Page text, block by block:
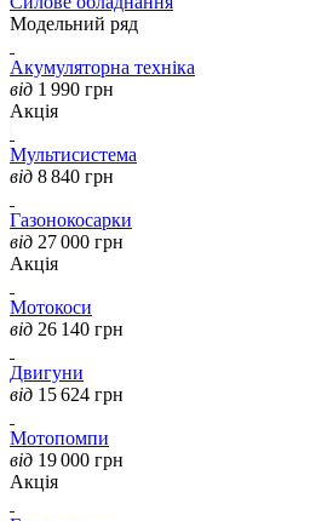
Модельний ряд
Акумуляторна техніка
від 1 990 грн
Акція
Мультисистема
від 8 840 грн
Газонокосарки
від 27 000 грн
Акція
Мотокоси
від 26 140 грн
Двигуни
від 15 624 грн
Мотопомпи
від 19 000 грн
Акція